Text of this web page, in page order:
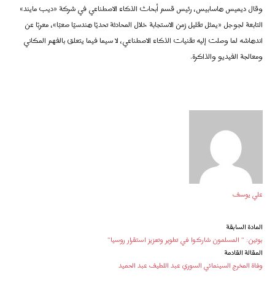
وقال ديميس هاسابيس، رئيس قسم أبحاث الذكاء الاصطناعي في شركة «ديب مايند»
التابعة لجوجل «يمثل تقليل زمن الاستجابة خلال المحادثة تحديًا هندسيًا صعبًا»، معربًا عن
اندهاشه لما وصلت إليه تقنيات الذكاء الاصطناعي، لا سيما فيما يتعلق بالفهم المكاني
ومعالجة الفيديو والذاكرة.
علي يوسف
المادة السابقة
بوتين: ” المسلمون شاركوا في تطوير وتعزيز استقرار روسيا”
المقالة القادمة
وفاة المخرج السينمائي السوري عبد اللطيف عبد الحميد